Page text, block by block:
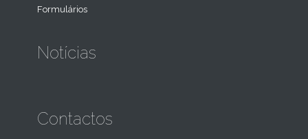
Formulários
Notícias
Contactos